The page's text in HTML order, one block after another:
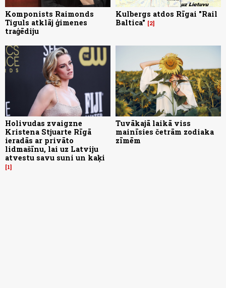
Komponists Raimonds
Tiguls atklāj ģimenes
traģēdiju
Kulbergs atdos Rīgai "Rail
Baltica"
2
Holivudas zvaigzne
Kristena Stjuarte Rīgā
ieradās ar privāto
lidmašīnu, lai uz Latviju
atvestu savu suni un kaķi
1
Tuvākajā laikā viss
mainīsies četrām zodiaka
zīmēm